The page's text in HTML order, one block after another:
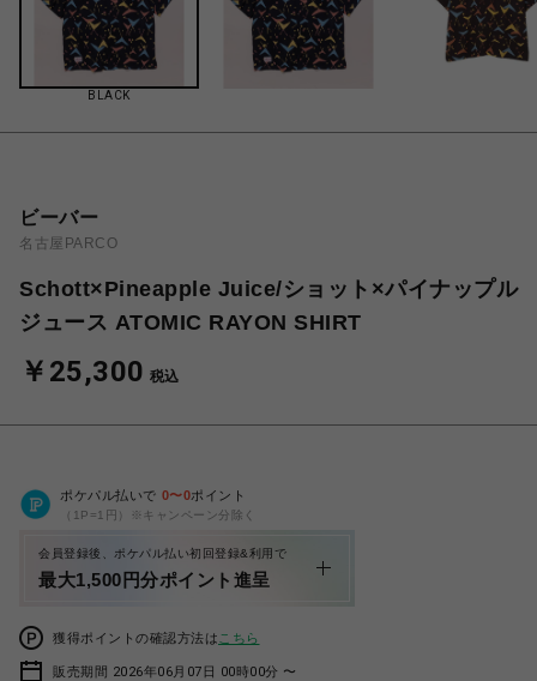
BLACK
ビーバー
名古屋PARCO
Schott×Pineapple Juice/ショット×パイナップル
ジュース ATOMIC RAYON SHIRT
￥25,300 税込
ポケパル払いで 0〜0ポイント
（1P=1円）※キャンペーン分除く
会員登録後、ポケパル払い初回登録&利用で
最大1,500円分ポイント進呈
獲得ポイントの確認方法は こちら
販売期間 2026年06月07日 00時00分 〜